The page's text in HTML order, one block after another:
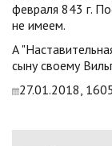
февраля 843 г.
не имеем.
А
сыну своему
27.01.2018,